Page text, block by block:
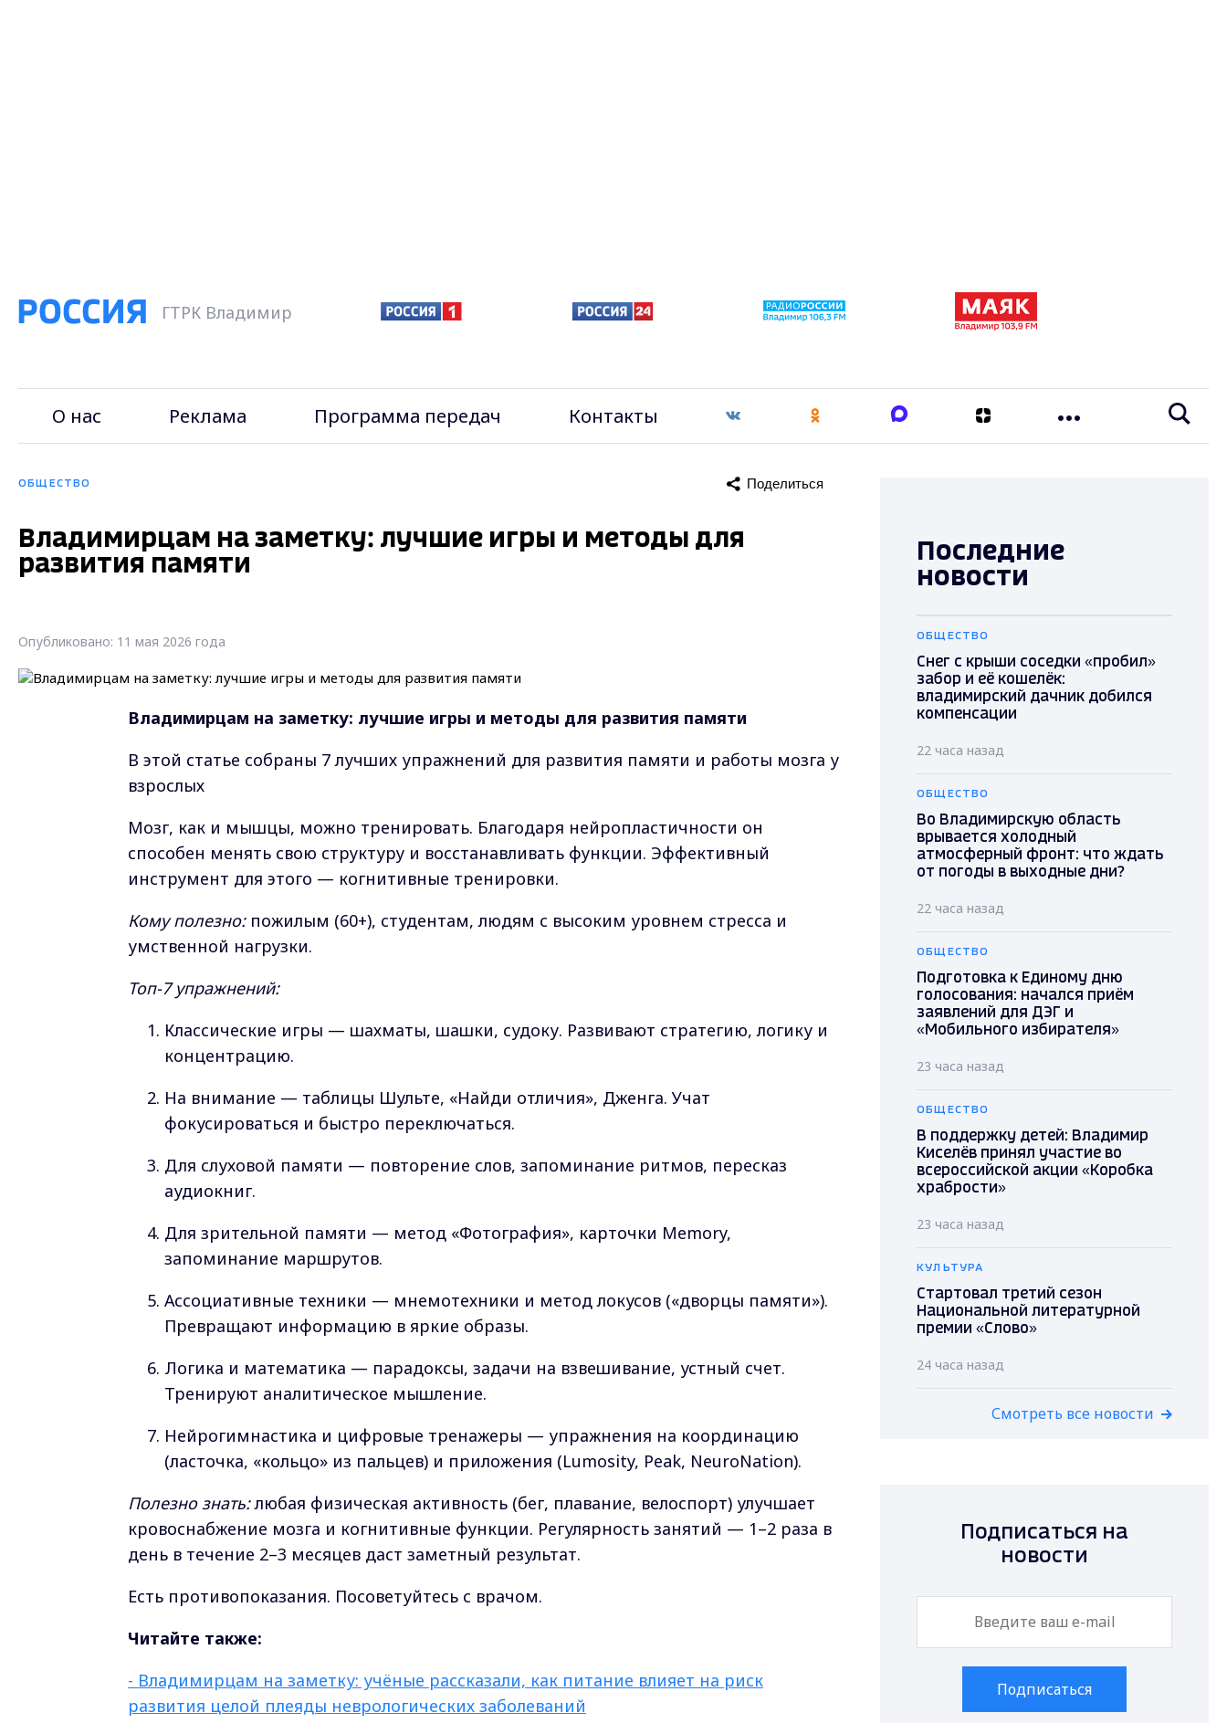
ГТРК Владимир
О нас Реклама Программа передач Контакты
ОБЩЕСТВО Поделиться
Владимирцам на заметку: лучшие игры и методы для
развития памяти
Опубликовано: 11 мая 2026 года
Владимирцам на заметку: лучшие игры и методы для развития памяти
В этой статье собраны 7 лучших упражнений для развития памяти и работы мозга у
взрослых
Мозг, как и мышцы, можно тренировать. Благодаря нейропластичности он
способен менять свою структуру и восстанавливать функции. Эффективный
инструмент для этого — когнитивные тренировки.
Кому полезно:пожилым (60+), студентам, людям с высоким уровнем стресса и
умственной нагрузки.
Топ-7 упражнений:
Классические игры — шахматы, шашки, судоку. Развивают стратегию, логику и
концентрацию.
На внимание — таблицы Шульте, «Найди отличия», Дженга. Учат
фокусироваться и быстро переключаться.
Для слуховой памяти — повторение слов, запоминание ритмов, пересказ
аудиокниг.
Для зрительной памяти — метод «Фотография», карточки Memory,
запоминание маршрутов.
Ассоциативные техники — мнемотехники и метод локусов («дворцы памяти»).
Превращают информацию в яркие образы.
Логика и математика — парадоксы, задачи на взвешивание, устный счет.
Тренируют аналитическое мышление.
Нейрогимнастика и цифровые тренажеры — упражнения на координацию
(ласточка, «кольцо» из пальцев) и приложения (Lumosity, Peak, NeuroNation).
Полезно знать:любая физическая активность (бег, плавание, велоспорт) улучшает
кровоснабжение мозга и когнитивные функции. Регулярность занятий — 1–2 раза в
день в течение 2–3 месяцев даст заметный результат.
Есть противопоказания. Посоветуйтесь с врачом.
Читайте также:
- Владимирцам на заметку: учёные рассказали, как питание влияет на риск
развития целой плеяды неврологических заболеваний
Последние
новости
ОБЩЕСТВО
Снег с крыши соседки «пробил»
забор и её кошелёк:
владимирский дачник добился
компенсации
22 часа назад
ОБЩЕСТВО
Во Владимирскую область
врывается холодный
атмосферный фронт: что ждать
от погоды в выходные дни?
22 часа назад
ОБЩЕСТВО
Подготовка к Единому дню
голосования: начался приём
заявлений для ДЭГ и
«Мобильного избирателя»
23 часа назад
ОБЩЕСТВО
В поддержку детей: Владимир
Киселёв принял участие во
всероссийской акции «Коробка
храбрости»
23 часа назад
КУЛЬТУРА
Стартовал третий сезон
Национальной литературной
премии «Слово»
24 часа назад
Смотреть все новости
Подписаться на
новости
Подписаться